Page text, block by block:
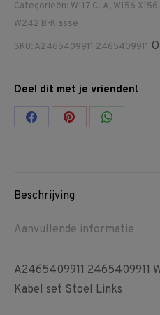
Categorieën: W117 CLA, W156 X156
W242 B-Klasse
SKU:A2465409911 2465409911
Deel dit met je vrienden!
Share Share Share
Beschrijving
Aanvullende informatie
A2465409911 2465409911
Kabel set Stoel Links